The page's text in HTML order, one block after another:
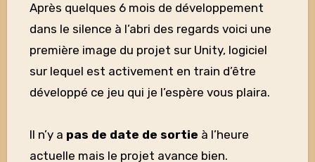
Après quelques 6 mois de développement
dans le silence à l’abri des regards voici une
première image du projet sur Unity, logiciel
sur lequel est activement en train d’être
développé ce jeu qui je l’espère vous plaira.
Il n’y a pas de date de sortie à l’heure
actuelle mais le projet avance bien.